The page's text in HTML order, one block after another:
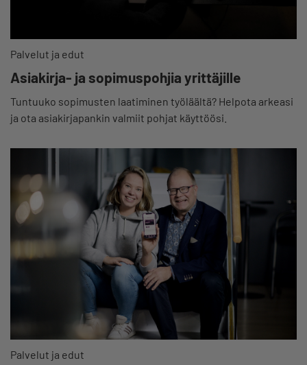
Palvelut ja edut
Asiakirja- ja sopimuspohjia yrittäjille
Tuntuuko sopimusten laatiminen työläältä? Helpota arkeasi
ja ota asiakirjapankin valmiit pohjat käyttöösi.
Palvelut ja edut